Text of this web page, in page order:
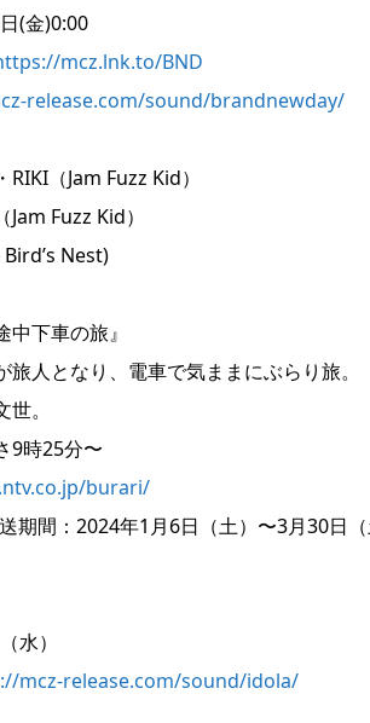
(金)0:00
mcz.lnk.to/BND
release.com/sound/brandnewday/
（Jam Fuzz Kid）
Fuzz Kid）
Nest)
下車の旅』
人となり、電車で気ままにぶらり旅。
。
9時25分〜
burari/
期間：2024年1月6日（土）〜3月30日（
水）
mcz-release.com/sound/idola/